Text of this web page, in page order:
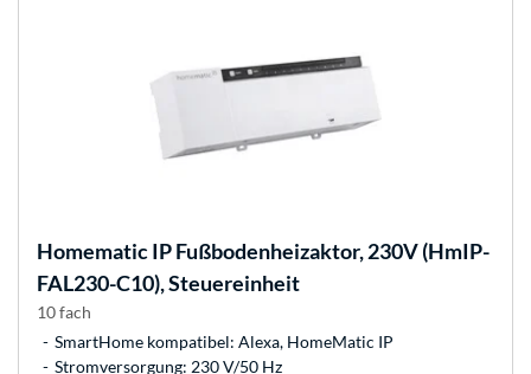
Homematic IPFußbodenheizaktor, 230V (HmIP-
FAL230-C10), Steuereinheit
10 fach
SmartHome kompatibel: Alexa, HomeMatic IP
Stromversorgung: 230 V/50 Hz